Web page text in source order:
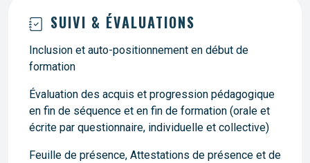
SUIVI & ÉVALUATIONS
Inclusion et auto-positionnement en début de
formation
Évaluation des acquis et progression pédagogique
en fin de séquence et en fin de formation (orale et
écrite par questionnaire, individuelle et collective)
Feuille de présence, Attestations de présence et de